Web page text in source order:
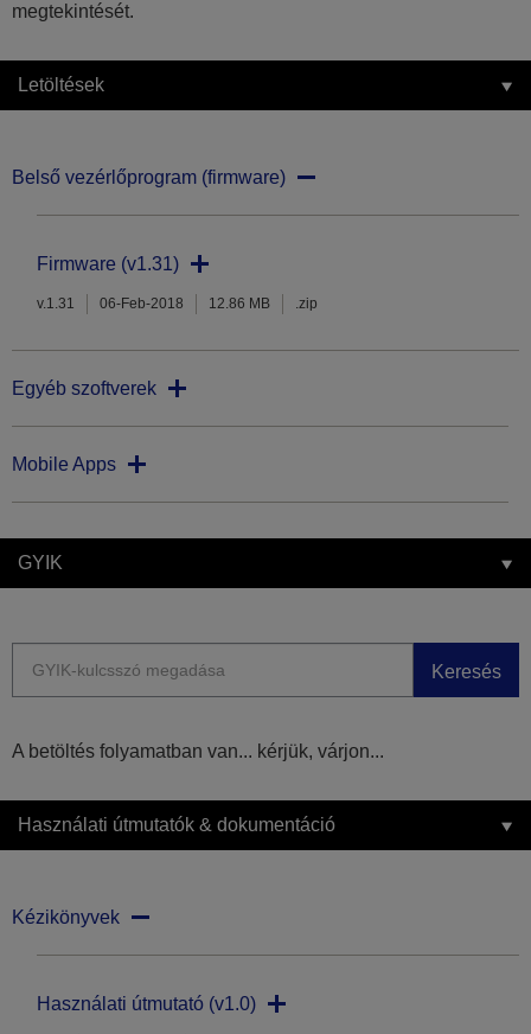
megtekintését.
Letöltések
Belső vezérlőprogram (firmware)
Firmware (v1.31)
v.1.31 06-Feb-2018 12.86 MB .zip
Egyéb szoftverek
Mobile Apps
GYIK
Keresés
A betöltés folyamatban van... kérjük, várjon...
Használati útmutatók & dokumentáció
Kézikönyvek
Használati útmutató (v1.0)